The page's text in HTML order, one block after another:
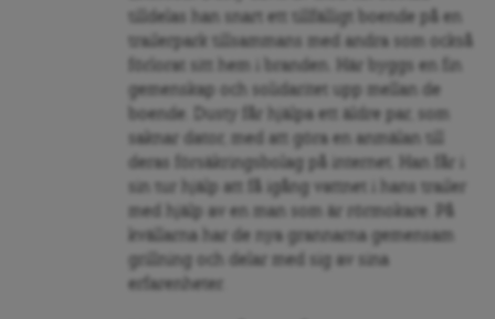
tilldelas han snart ett tillfälligt boende på en
trailerpark tillsammans med andra som också
förlorat sitt hem i branden. Här byggs en fin
gemenskap och solidaritet upp mellan de
boende. Dusty får hjälpa ett äldre par, som
saknar dator, med att göra en anmälan till
deras försäkringsbolag på internet. Han får i
sin tur hjälp att få igång vattnet i hans trailer
med hjälp av en man som är rörmokare. På
kvällarna har de nya grannarna gemensam
grillning och delar med sig av sina
erfarenheter.